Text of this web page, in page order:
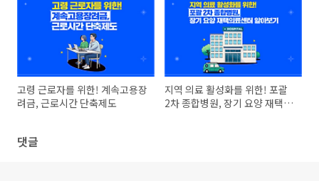
고령 근로자를 위한! 계속고용장
려금, 근로시간 단축제도
지역 의료 활성화를 위한! 포괄
2차 종합병원, 장기 요양 재택의
댓글